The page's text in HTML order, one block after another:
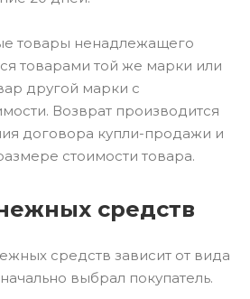
товары ненадлежащего
товарами той же марки или
другой марки с
Возврат производится
договора купли-продажи и
стоимости товара.
средств
средств зависит от вида
выбрал покупатель.